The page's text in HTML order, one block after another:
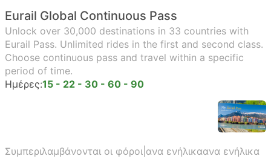
Eurail Global Continuous Pass
Unlock over 30,000 destinations in 33 countries with
Eurail Pass. Unlimited rides in the first and second class.
Choose continuous pass and travel within a specific
period of time.
Ημέρες:15 - 22 - 30 - 60 - 90
Συμπεριλαμβάνονται οι φόροι ανα ενήλικαανα ενήλικα